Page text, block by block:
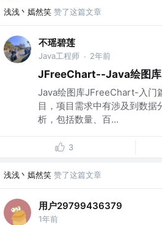
浅浅丶嫣然笑 赞了这篇文章
不瑶碧莲
Java工程师 · 2年前
JFreeChart--Java绘图库
Java绘图库JFreeChart-入门
目，项目需求中有涉及到数
析，包括数量、百...
3
浅浅丶嫣然笑 赞了这篇文章
用户29799436379
1年前